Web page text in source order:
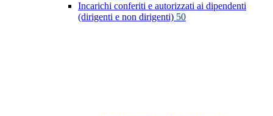
Incarichi conferiti e autorizzati ai dipendenti
(dirigenti e non dirigenti) 50